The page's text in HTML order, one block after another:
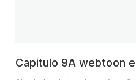
Capitulo 9A webtoon